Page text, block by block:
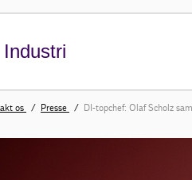
os Presse DI-topchef: Olaf Scholz